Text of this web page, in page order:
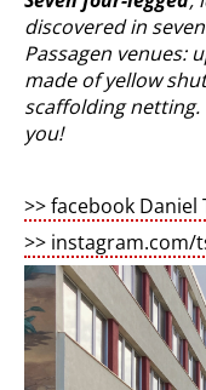
discovered in
Passagen venues:
made of yellow
scaffolding
you!
>> facebook Daniel
>> instagram.com/